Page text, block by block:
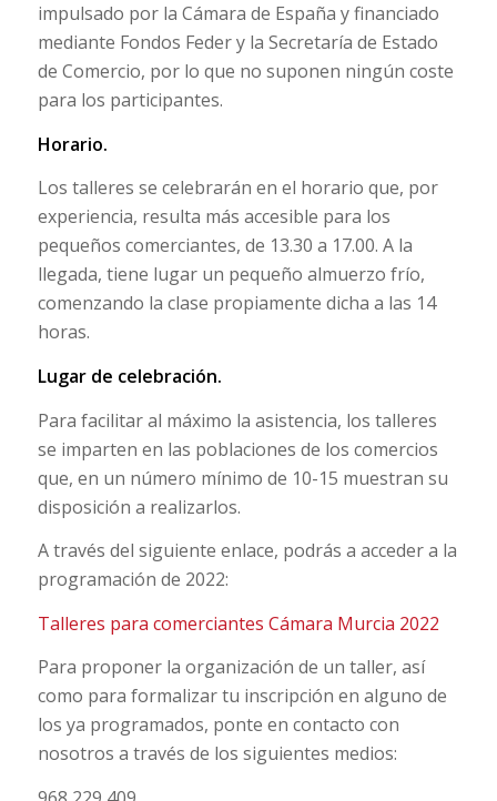
impulsado por la Cámara de España y financiado
mediante Fondos Feder y la Secretaría de Estado
de Comercio, por lo que no suponen ningún coste
para los participantes.
Horario.
Los talleres se celebrarán en el horario que, por
experiencia, resulta más accesible para los
pequeños comerciantes, de 13.30 a 17.00. A la
llegada, tiene lugar un pequeño almuerzo frío,
comenzando la clase propiamente dicha a las 14
horas.
Lugar de celebración.
Para facilitar al máximo la asistencia, los talleres
se imparten en las poblaciones de los comercios
que, en un número mínimo de 10-15 muestran su
disposición a realizarlos.
A través del siguiente enlace, podrás a acceder a la
programación de 2022:
Talleres para comerciantes Cámara Murcia 2022
Para proponer la organización de un taller, así
como para formalizar tu inscripción en alguno de
los ya programados, ponte en contacto con
nosotros a través de los siguientes medios: